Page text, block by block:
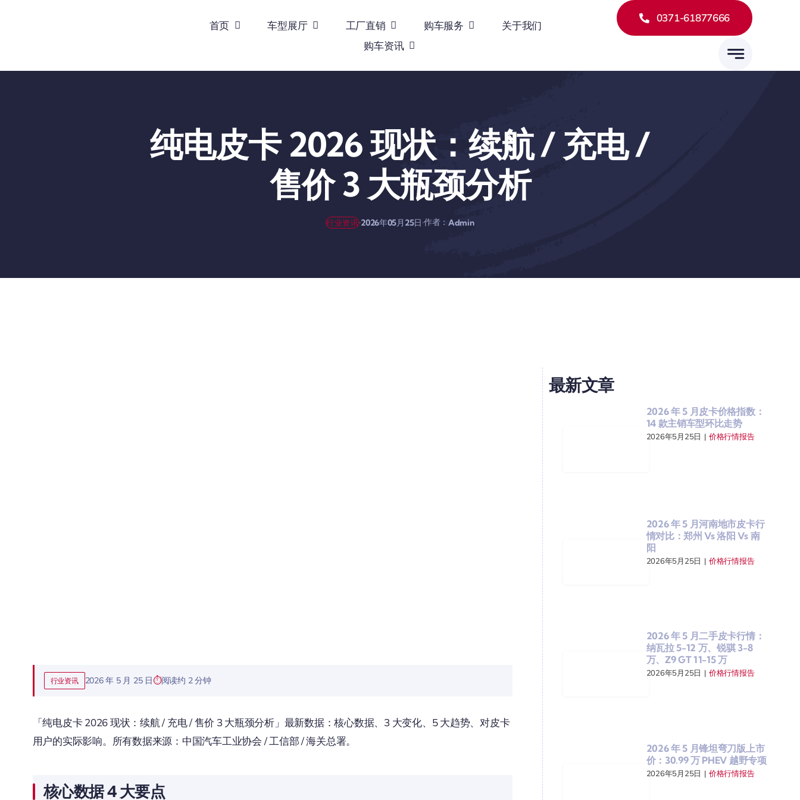
首页 车型展厅 工厂直销 购车服务
关于我们
购车资讯
0371-61877666
纯电皮卡 2026 现状：续航 / 充电 /
售价 3 大瓶颈分析
行业资讯·2026年05月25日·作者： Admin
行业资讯 2026 年 5 月 25 日 阅读约 2 分钟
「纯电皮卡 2026 现状：续航 / 充电 / 售价 3 大瓶颈分析」最新数据：核心数据、3 大变化、5 大趋势、对皮卡
用户的实际影响。所有数据来源：中国汽车工业协会 / 工信部 / 海关总署。
核心数据 4 大要点
最新文章
2026 年 5 月皮卡价格指数：
14 款主销车型环比走势
2026年5月25日 | 价格行情报告
2026 年 5 月河南地市皮卡行
情对比：郑州 Vs 洛阳 Vs 南
阳
2026年5月25日 | 价格行情报告
2026 年 5 月二手皮卡行情：
纳瓦拉 5-12 万、锐骐 3-8
万、Z9 GT 11-15 万
2026年5月25日 | 价格行情报告
2026 年 5 月锋坦弯刀版上市
价：30.99 万 PHEV 越野专项
2026年5月25日 | 价格行情报告